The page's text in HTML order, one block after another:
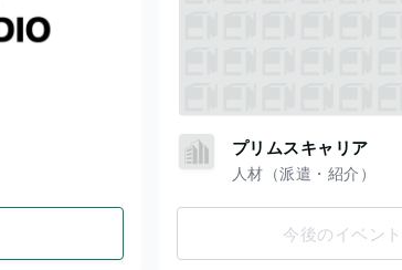
プリムスキャリア
人材（派遣・紹介）
今後のイベン